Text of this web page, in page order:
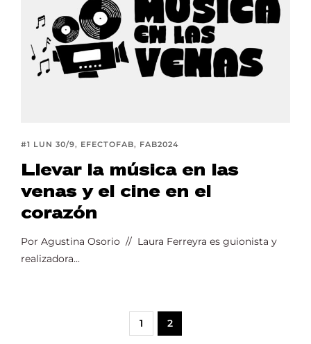
#1 LUN 30/9 EFECTOFAB FAB2024
Llevar la música en las
venas y el cine en el
corazón
Por Agustina Osorio // Laura Ferreyra es guionista y
realizadora...
1 2